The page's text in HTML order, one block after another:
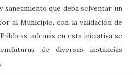
saneamiento que deba solventar un
al Municipio, con la validación de
además en esta iniciativa se
de diversas instancias